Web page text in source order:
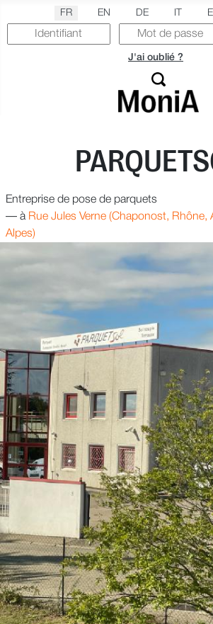
Sélectionnez votre langue
FR EN DE
J'ai oublié ?
Entreprise de pose de parquets
— à Rue Jules Verne (Chaponost, Rhône,
Alpes)